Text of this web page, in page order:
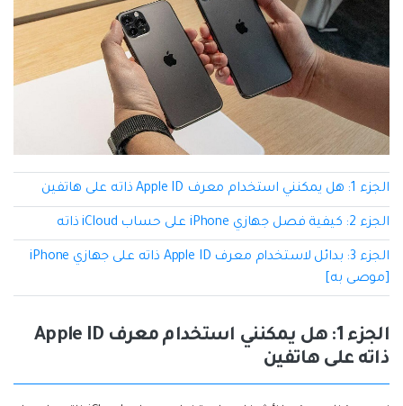
الجزء 1: هل يمكنني استخدام معرف Apple ID ذاته على هاتفين
الجزء 2: كيفية فصل جهازي iPhone على حساب iCloud ذاته
الجزء 3: بدائل لاستخدام معرف Apple ID ذاته على جهازي iPhone
[موصى به]
الجزء 1: هل يمكنني استخدام معرف Apple ID
ذاته على هاتفين